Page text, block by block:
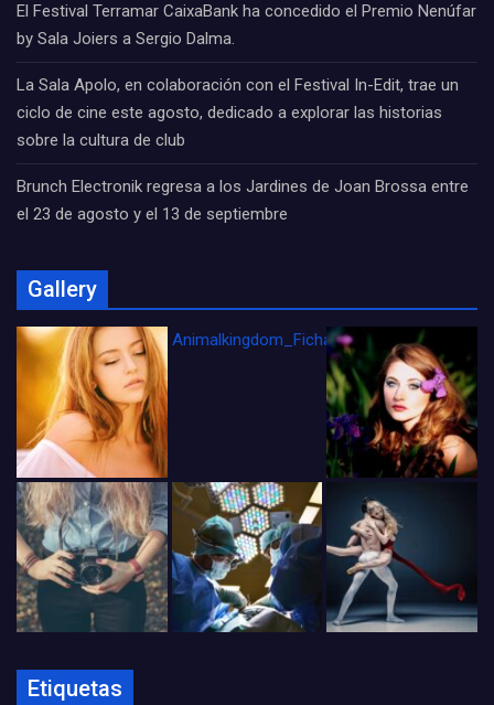
El Festival Terramar CaixaBank ha concedido el Premio Nenúfar
by Sala Joiers a Sergio Dalma.
La Sala Apolo, en colaboración con el Festival In-Edit, trae un
ciclo de cine este agosto, dedicado a explorar las historias
sobre la cultura de club
Brunch Electronik regresa a los Jardines de Joan Brossa entre
el 23 de agosto y el 13 de septiembre
Gallery
Animalkingdom_FichaCine
Etiquetas